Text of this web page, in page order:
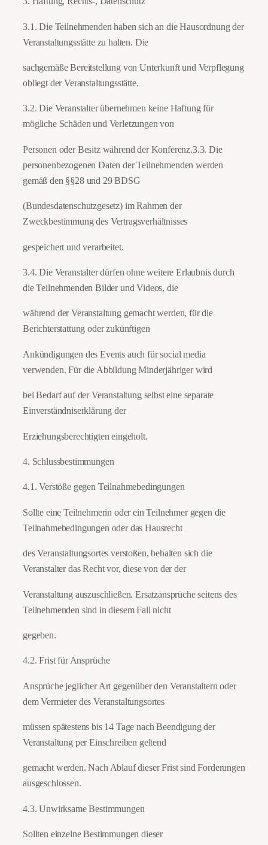
3.1. Die Teilnehmenden haben sich an die Hausordnung der
Veranstaltungsstätte zu halten. Die
sachgemäße Bereitstellung von Unterkunft und Verpflegung
obliegt der Veranstaltungsstätte.
3.2. Die Veranstalter übernehmen keine Haftung für
mögliche Schäden und Verletzungen von
Personen oder Besitz während der Konferenz.3.3. Die
personenbezogenen Daten der Teilnehmenden werden
gemäß den §§28 und 29 BDSG
(Bundesdatenschutzgesetz) im Rahmen der
Zweckbestimmung des Vertragsverhältnisses
gespeichert und verarbeitet.
3.4. Die Veranstalter dürfen ohne weitere Erlaubnis durch
die Teilnehmenden Bilder und Videos, die
während der Veranstaltung gemacht werden, für die
Berichterstattung oder zukünftigen
Ankündigungen des Events auch für social media
verwenden. Für die Abbildung Minderjähriger wird
bei Bedarf auf der Veranstaltung selbst eine separate
Einverständniserklärung der
Erziehungsberechtigten eingeholt.
4. Schlussbestimmungen
4.1. Verstöße gegen Teilnahmebedingungen
Sollte eine Teilnehmerin oder ein Teilnehmer gegen die
Teilnahmebedingungen oder das Hausrecht
des Veranstaltungsortes verstoßen, behalten sich die
Veranstalter das Recht vor, diese von der der
Veranstaltung auszuschließen. Ersatzansprüche seitens des
Teilnehmenden sind in diesem Fall nicht
gegeben.
4.2. Frist für Ansprüche
Ansprüche jeglicher Art gegenüber den Veranstaltern oder
dem Vermieter des Veranstaltungsortes
müssen spätestens bis 14 Tage nach Beendigung der
Veranstaltung per Einschreiben geltend
gemacht werden. Nach Ablauf dieser Frist sind Forderungen
ausgeschlossen.
4.3. Unwirksame Bestimmungen
Sollten einzelne Bestimmungen dieser